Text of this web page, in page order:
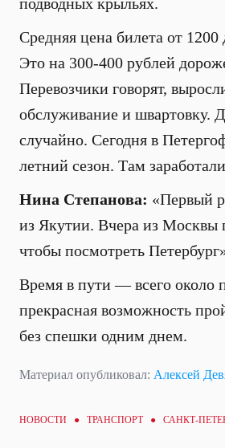
Средняя цена билета от 1200
Это на 300-400 рублей
Перевозчики говорят,
обслуживание и швартовку.
случайно. Сегодня в
летний сезон. Там
Нина Степанова: «Первый
из Якутии. Вчера из Москвы
чтобы посмотреть
Время в пути — всего около
прекрасная возможность
без спешки одним днем.
Материал опубликовал: Алексей
НОВОСТИ ● ТРАНСПОРТ● САНКТ-